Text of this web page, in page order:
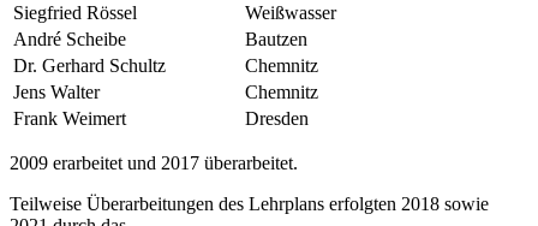
Siegfried Rössel
Weißwasser
André Scheibe
Bautzen
Dr. Gerhard Schultz
Chemnitz
Jens Walter
Chemnitz
Frank Weimert
Dresden
2009 erarbeitet und 2017 überarbeitet.
Teilweise Überarbeitungen des Lehrplans erfolgten 2018 sowie